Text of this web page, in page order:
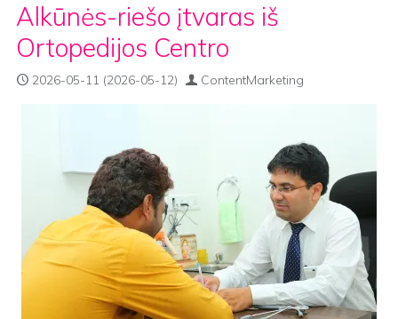
Alkūnės-riešo įtvaras iš
Ortopedijos Centro
2026-05-11 (2026-05-12) ContentMarketing